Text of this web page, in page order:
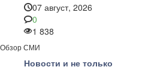
07 август, 2026
0
1 838
Обзор СМИ
Новости и не только